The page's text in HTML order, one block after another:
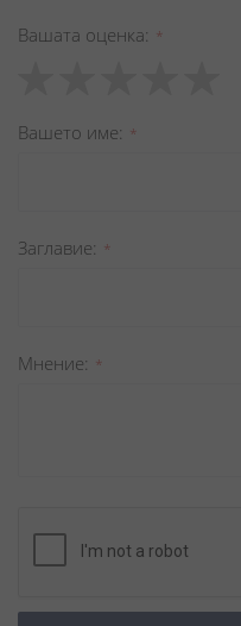
Вашата оценка
star
stars
stars
stars
stars
Вашето име
Заглавиe
Мнение